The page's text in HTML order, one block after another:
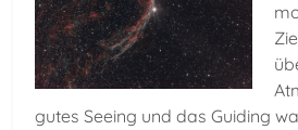
gutes Seeing und das Guiding